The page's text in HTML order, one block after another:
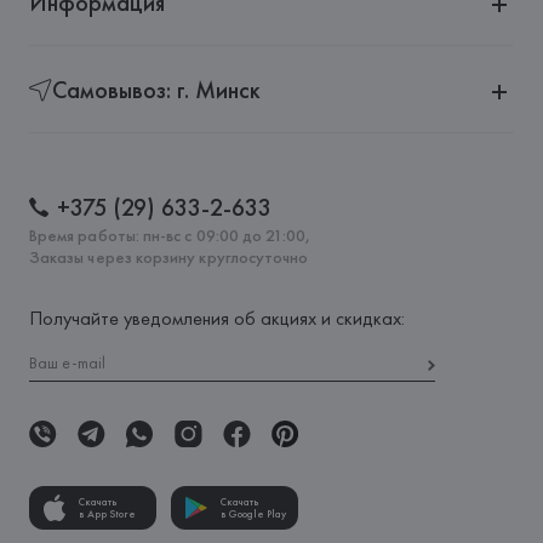
Самовывоз: г. Минск
+375 (29) 633-2-633
Время работы: пн-вс с 09:00 до 21:00,
Заказы через корзину круглосуточно
Получайте уведомления об акциях и скидках:
Скачать
в App Store
Скачать
в Google Play